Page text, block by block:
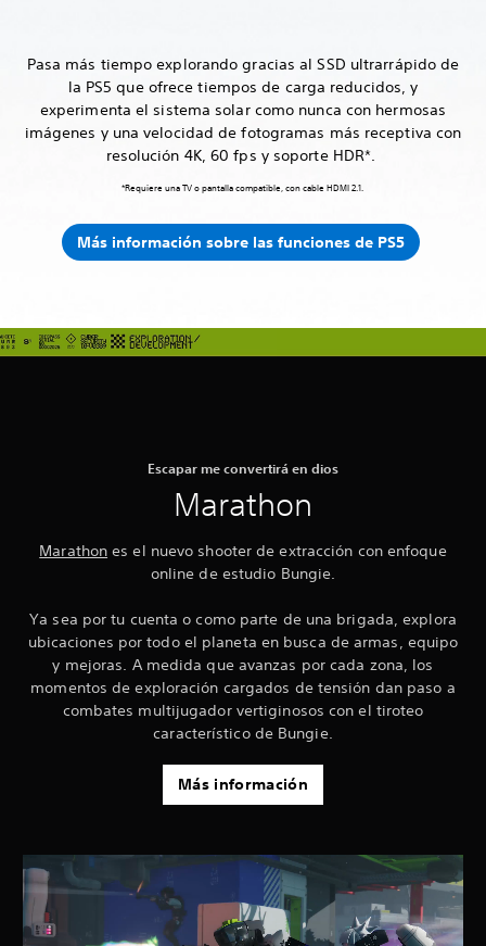
Pasa más tiempo explorando gracias al SSD ultrarrápido de
la PS5 que ofrece tiempos de carga reducidos, y
experimenta el sistema solar como nunca con hermosas
imágenes y una velocidad de fotogramas más receptiva con
resolución 4K, 60 fps y soporte HDR*.
*Requiere una TV o pantalla compatible, con cable HDMI 2.1.
Más información sobre las funciones de PS5
Escapar me convertirá en dios
Marathon
Marathon es el nuevo shooter de extracción con enfoque
online de estudio Bungie.
Ya sea por tu cuenta o como parte de una brigada, explora
ubicaciones por todo el planeta en busca de armas, equipo
y mejoras. A medida que avanzas por cada zona, los
momentos de exploración cargados de tensión dan paso a
combates multijugador vertiginosos con el tiroteo
característico de Bungie.
Más información